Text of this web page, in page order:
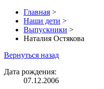
Главная >
Наши дети >
Выпускники >
Наталия Остякова
Вернуться назад
Дата рождения:
07.12.2006